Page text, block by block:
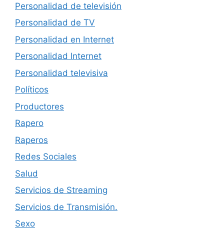
Personalidad de televisión
Personalidad de TV
Personalidad en Internet
Personalidad Internet
Personalidad televisiva
Políticos
Productores
Rapero
Raperos
Redes Sociales
Salud
Servicios de Streaming
Servicios de Transmisión.
Sexo